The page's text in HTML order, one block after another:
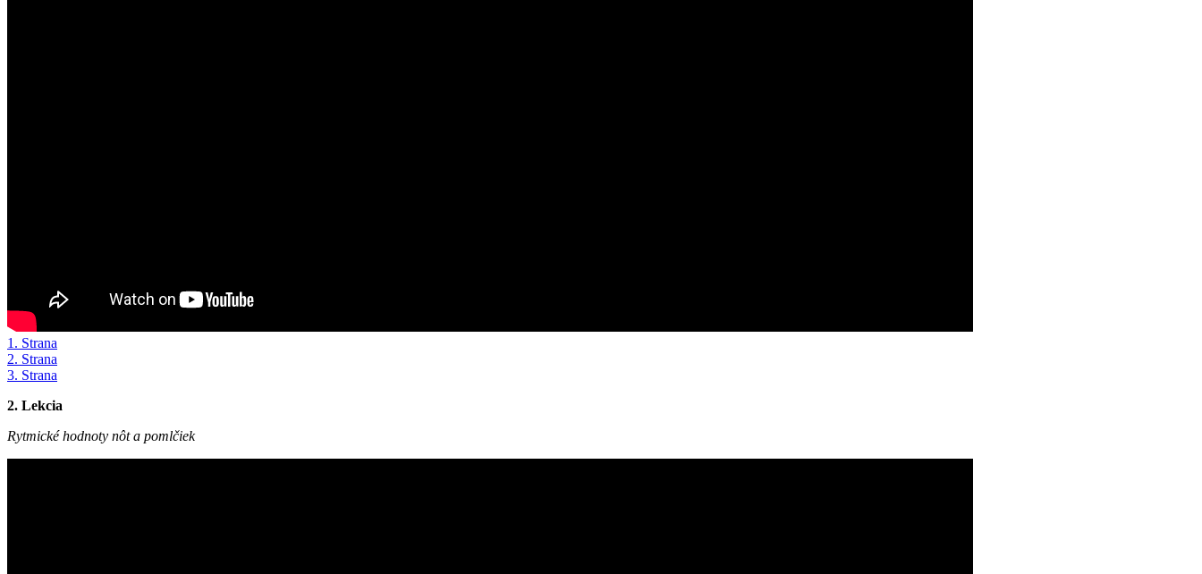
1. Strana
2. Strana
3. Strana
2. Lekcia
Rytmické hodnoty nôt a pomlčiek